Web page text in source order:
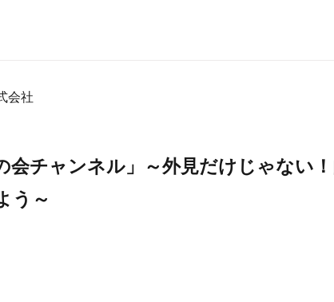
会社
会チャンネル」～外見だけじゃない
う～